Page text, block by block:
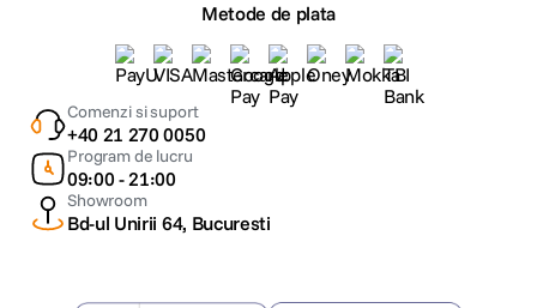
Metode de plata
Comenzi si suport
+40 21 270 0050
Program de lucru
09:00 - 21:00
Showroom
Bd-ul Unirii 64, Bucuresti